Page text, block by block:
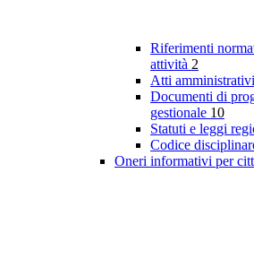
Riferimenti
attività 2
Atti
Documenti di
gestionale 10
Statuti e leggi
Codice
Oneri informativi per